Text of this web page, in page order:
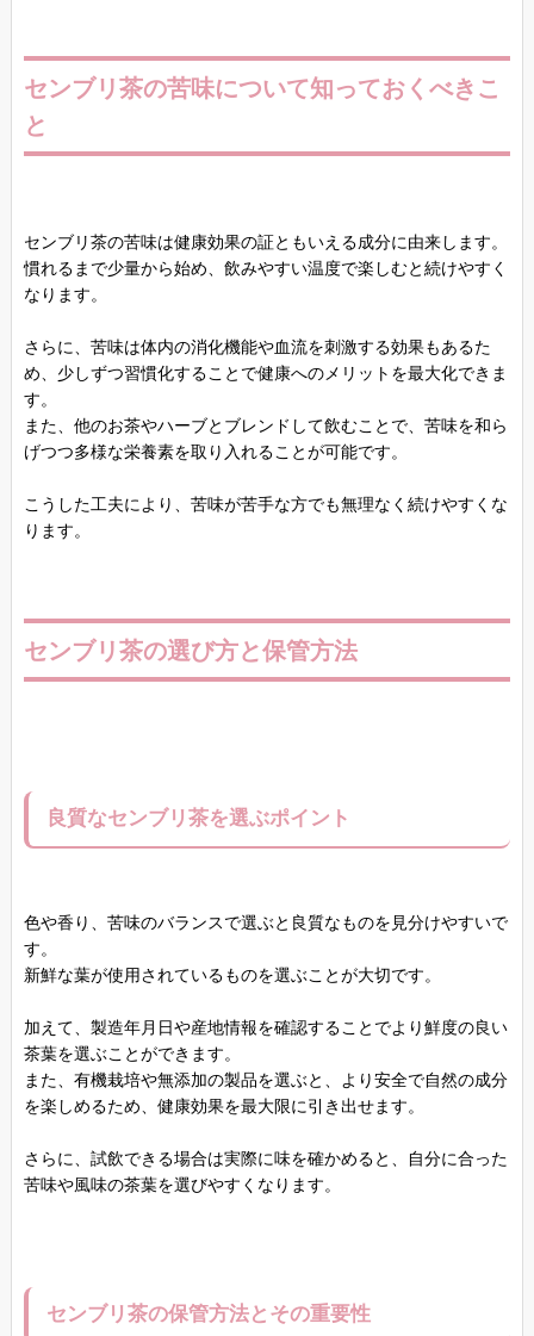
センブリ茶の苦味について知っておくべきこ
と
センブリ茶の苦味は健康効果の証ともいえる成分に由来します。
慣れるまで少量から始め、飲みやすい温度で楽しむと続けやすく
なります。
さらに、苦味は体内の消化機能や血流を刺激する効果もあるた
め、少しずつ習慣化することで健康へのメリットを最大化できま
す。
また、他のお茶やハーブとブレンドして飲むことで、苦味を和ら
げつつ多様な栄養素を取り入れることが可能です。
こうした工夫により、苦味が苦手な方でも無理なく続けやすくな
ります。
センブリ茶の選び方と保管方法
良質なセンブリ茶を選ぶポイント
色や香り、苦味のバランスで選ぶと良質なものを見分けやすいで
す。
新鮮な葉が使用されているものを選ぶことが大切です。
加えて、製造年月日や産地情報を確認することでより鮮度の良い
茶葉を選ぶことができます。
また、有機栽培や無添加の製品を選ぶと、より安全で自然の成分
を楽しめるため、健康効果を最大限に引き出せます。
さらに、試飲できる場合は実際に味を確かめると、自分に合った
苦味や風味の茶葉を選びやすくなります。
センブリ茶の保管方法とその重要性